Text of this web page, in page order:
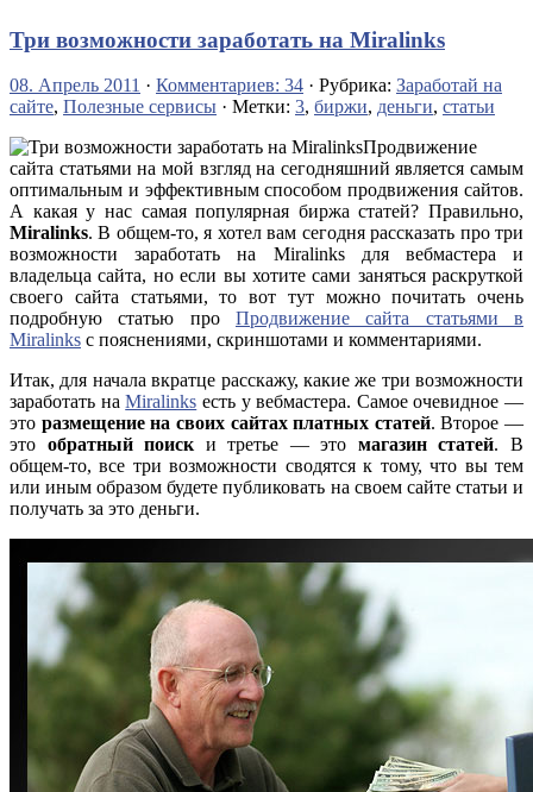
Три возможности заработать на Miralinks
08. Апрель 2011 · Комментариев: 34 · Рубрика: Заработай на
сайте, Полезные сервисы · Метки: 3, биржи, деньги, статьи
Продвижение
сайта статьями на мой взгляд на сегодняшний является самым
оптимальным и эффективным способом продвижения сайтов.
А какая у нас самая популярная биржа статей? Правильно,
Miralinks. В общем-то, я хотел вам сегодня рассказать про три
возможности заработать на Miralinks для вебмастера и
владельца сайта, но если вы хотите сами заняться раскруткой
своего сайта статьями, то вот тут можно почитать очень
подробную статью про Продвижение сайта статьями в
Miralinks с пояснениями, скриншотами и комментариями.
Итак, для начала вкратце расскажу, какие же три возможности
заработать наMiralinks есть у вебмастера. Самое очевидное —
это размещение на своих сайтах платных статей. Второе —
это обратный поиски третье — это магазин статей. В
общем-то, все три возможности сводятся к тому, что вы тем
или иным образом будете публиковать на своем сайте статьи и
получать за это деньги.